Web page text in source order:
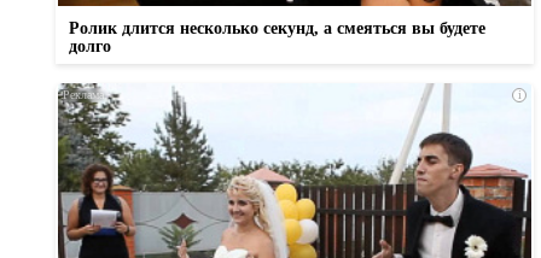
Ролик длится несколько секунд, а смеяться вы будете
долго
i